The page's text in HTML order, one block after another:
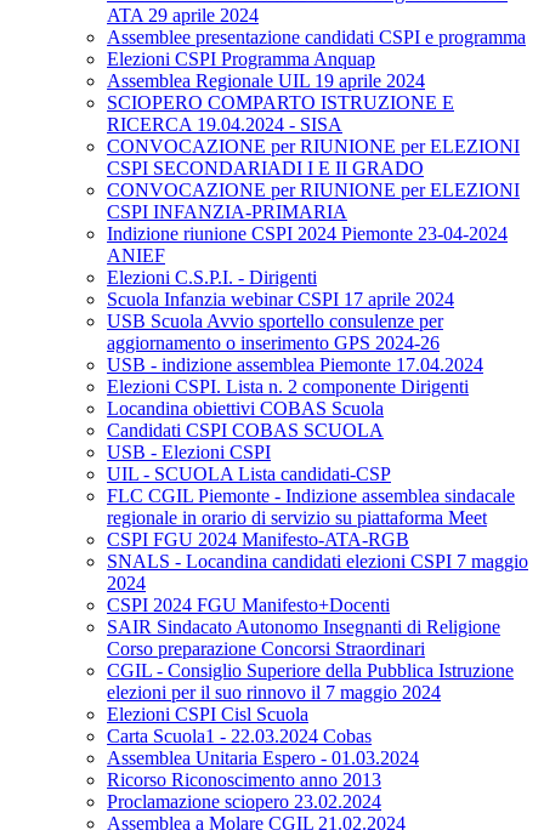
ATA 29 aprile 2024
Assemblee presentazione candidati CSPI e programma
Elezioni CSPI Programma Anquap
Assemblea Regionale UIL 19 aprile 2024
SCIOPERO COMPARTO ISTRUZIONE E
RICERCA 19.04.2024 - SISA
CONVOCAZIONE per RIUNIONE per ELEZIONI
CSPI SECONDARIADI I E II GRADO
CONVOCAZIONE per RIUNIONE per ELEZIONI
CSPI INFANZIA-PRIMARIA
Indizione riunione CSPI 2024 Piemonte 23-04-2024
ANIEF
Elezioni C.S.P.I. - Dirigenti
Scuola Infanzia webinar CSPI 17 aprile 2024
USB Scuola Avvio sportello consulenze per
aggiornamento o inserimento GPS 2024-26
USB - indizione assemblea Piemonte 17.04.2024
Elezioni CSPI. Lista n. 2 componente Dirigenti
Locandina obiettivi COBAS Scuola
Candidati CSPI COBAS SCUOLA
USB - Elezioni CSPI
UIL - SCUOLA Lista candidati-CSP
FLC CGIL Piemonte - Indizione assemblea sindacale
regionale in orario di servizio su piattaforma Meet
CSPI FGU 2024 Manifesto-ATA-RGB
SNALS - Locandina candidati elezioni CSPI 7 maggio
2024
CSPI 2024 FGU Manifesto+Docenti
SAIR Sindacato Autonomo Insegnanti di Religione
Corso preparazione Concorsi Straordinari
CGIL - Consiglio Superiore della Pubblica Istruzione
elezioni per il suo rinnovo il 7 maggio 2024
Elezioni CSPI Cisl Scuola
Carta Scuola1 - 22.03.2024 Cobas
Assemblea Unitaria Espero - 01.03.2024
Ricorso Riconoscimento anno 2013
Proclamazione sciopero 23.02.2024
Assemblea a Molare CGIL 21.02.2024